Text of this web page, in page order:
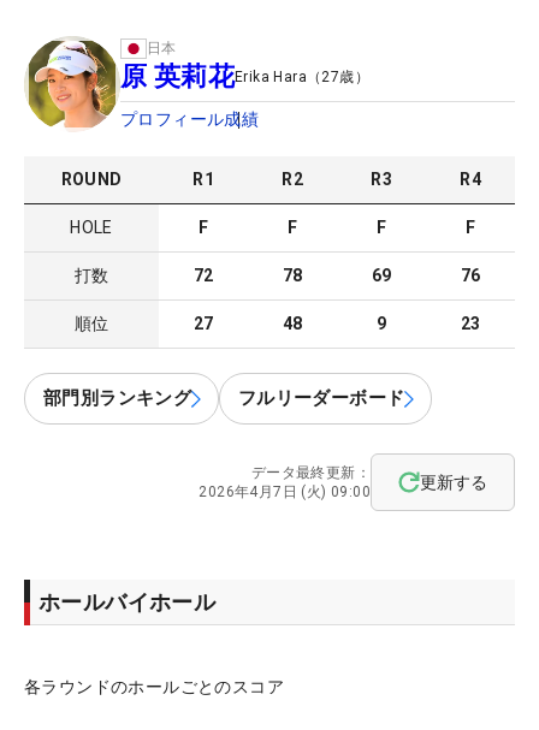
日本
原 英莉花Erika Hara （ 27歳）
プロフィール成績
ROUND R1 R2 R3 R4
HOLE F F F F
打数 72 78 69 76
順位 27 48 9 23
部門別ランキング フルリーダーボード
データ最終更新：
2026年4月7日 (火) 09:00
更新する
ホールバイホール
各ラウンドのホールごとのスコア